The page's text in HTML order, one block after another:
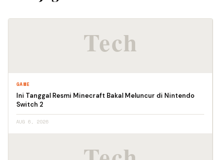
GAME
Ini Tanggal Resmi Minecraft Bakal Meluncur di Nintendo
Switch 2
AUG 6, 2026